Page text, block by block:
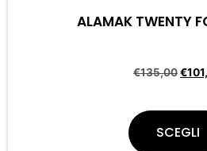
ALAMAK TWENTY
€135,00€
SCEGLI